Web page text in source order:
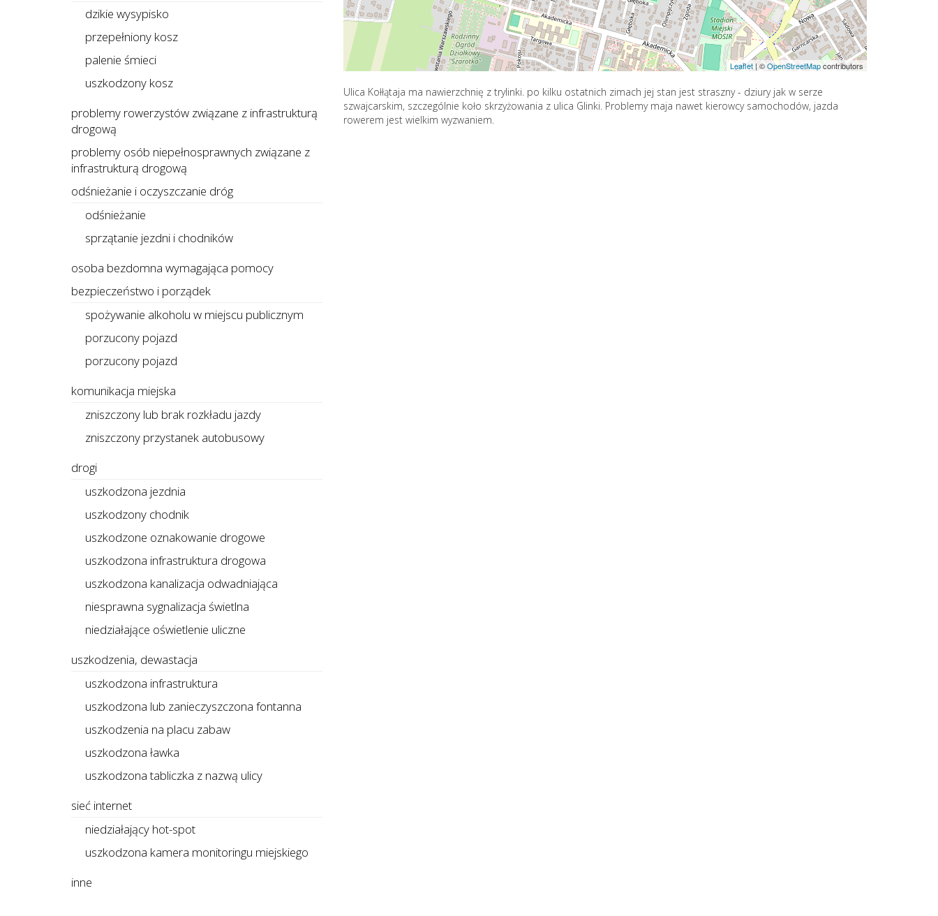
Leaflet | ©OpenStreetMapcontributors
Ulica Kołłątaja ma nawierzchnię z trylinki. po kilku ostatnich zimach jej stan jest straszny - dziury jak w serze
szwajcarskim, szczególnie koło skrzyżowania z ulica Glinki. Problemy maja nawet kierowcy samochodów, jazda
rowerem jest wielkim wyzwaniem.
dzikie wysypisko
przepełniony kosz
palenie śmieci
uszkodzony kosz
problemy rowerzystów związane z infrastrukturą
drogową
problemy osób niepełnosprawnych związane z
infrastrukturą drogową
odśnieżanie i oczyszczanie dróg
odśnieżanie
sprzątanie jezdni i chodników
osoba bezdomna wymagająca pomocy
bezpieczeństwo i porządek
spożywanie alkoholu w miejscu publicznym
porzucony pojazd
porzucony pojazd
komunikacja miejska
zniszczony lub brak rozkładu jazdy
zniszczony przystanek autobusowy
drogi
uszkodzona jezdnia
uszkodzony chodnik
uszkodzone oznakowanie drogowe
uszkodzona infrastruktura drogowa
uszkodzona kanalizacja odwadniająca
niesprawna sygnalizacja świetlna
niedziałające oświetlenie uliczne
uszkodzenia, dewastacja
uszkodzona infrastruktura
uszkodzona lub zanieczyszczona fontanna
uszkodzenia na placu zabaw
uszkodzona ławka
uszkodzona tabliczka z nazwą ulicy
sieć internet
niedziałający hot-spot
uszkodzona kamera monitoringu miejskiego
inne